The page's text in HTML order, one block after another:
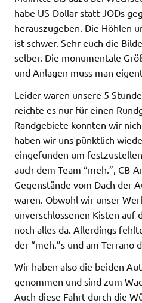
habe US-Dollar statt JODs
herauszugeben. Die Höhlen
ist schwer. Sehr euch die
selber. Die monumentale
und Anlagen muss man
Leider waren unsere 5
reichte es nur für einen
Randgebiete konnten wir
haben wir uns pünktlich
eingefunden um festzustellen
auch dem Team “meh.”, CB-
Gegenstände vom Dach der
waren. Obwohl wir unser
unverschlossenen Kisten auf
noch alles da. Allerdings
der “meh.”s und am Terrano
Wir haben also die beiden
genommen und sind zum
Auch diese Fahrt durch die